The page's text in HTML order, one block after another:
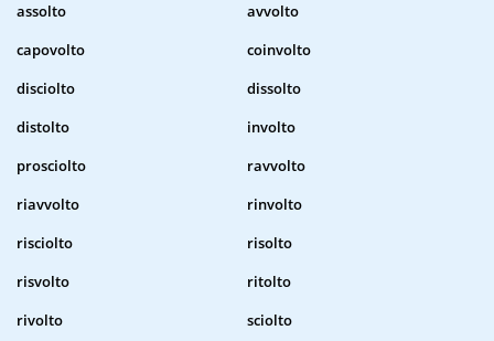
assolto
avvolto
capovolto
coinvolto
disciolto
dissolto
distolto
involto
prosciolto
ravvolto
riavvolto
rinvolto
risciolto
risolto
risvolto
ritolto
rivolto
sciolto